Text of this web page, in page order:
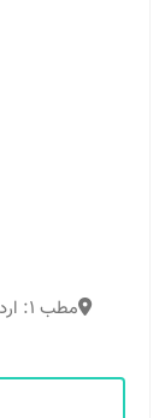
مطب 1: اردکان - خیابان پیروزی، ازمایشگاه دکتر انارکی